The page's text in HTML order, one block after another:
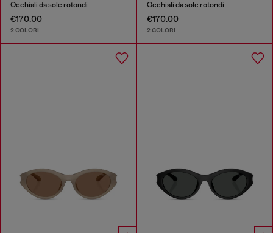
Occhiali da sole rotondi
€170.00
2 COLORI
Occhiali da sole rotondi
€170.00
2 COLORI